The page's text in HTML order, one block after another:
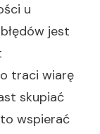
u
jest
traci wiarę
skupiać
wspierać